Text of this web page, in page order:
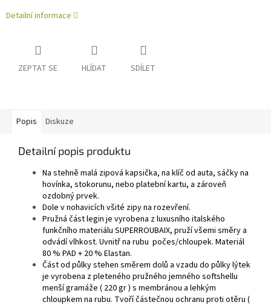
Detailní informace
ZEPTAT SE HLÍDAT SDÍLET
Popis Diskuze
Detailní popis produktu
Na stehně malá zipová kapsička, na klíč od auta, sáčky na
hovínka, stokorunu, nebo platební kartu, a zároveň
ozdobný prvek.
Dole v nohavicích všité zipy na rozevření.
Pružná část legin je vyrobena z luxusního italského
funkčního materiálu SUPERROUBAIX, pruží všemi směry a
odvádí vlhkost. Uvnitř na rubu počes/chloupek. Materiál
80 % PAD + 20 % Elastan.
Část od půlky stehen směrem dolů a vzadu do půlky lýtek
je vyrobena z pleteného pružného jemného softshellu
menší gramáže ( 220 gr ) s membránou a lehkým
chloupkem na rubu. Tvoří částečnou ochranu proti otěru (